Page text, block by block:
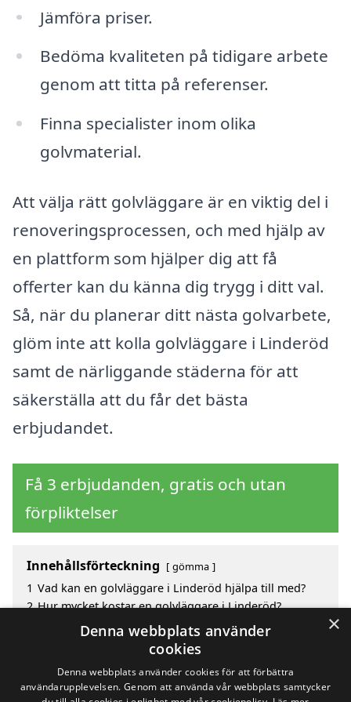
Jämföra priser.
Bedöma kvaliteten på tidigare arbete
genom att titta på referenser.
Finna specialister inom olika
golvmaterial.
Att välja rätt golvläggare är en viktig del i
renoveringsprocessen, och med hjälp av
en plattform som hjälper dig att få
offerter kan du känna dig trygg i ditt val.
Så, när du planerar ditt nästa golvarbete,
glöm inte att kolla golvläggare i Linderöd
samt de närliggande städerna för att
säkerställa att du får det bästa
erbjudandet.
Få 3 erbjudanden, gratis och utan
förpliktelser
Innehållsförteckning gömma
1 Vad kan en golvläggare i Linderöd hjälpa till med?
2 Hur mycket kostar en golvläggare i Linderöd?
Fördelar med att välja golvläggare i Linderöd
Sök efter en skicklig golvläggare i de omgivande
×
Denna webbplats använder
cookies
Denna webbplats använder cookies för att förbättra
användarupplevelsen. Genom att använda vår webbplats samtycker